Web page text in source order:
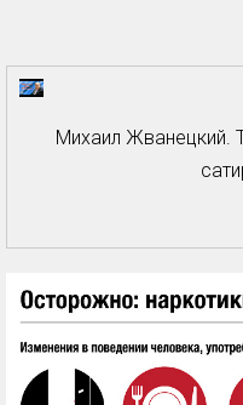
Михаил Жванецкий.